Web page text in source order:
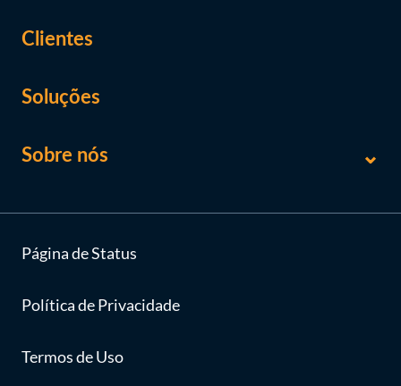
Página de Status
Política de Privacidade
Termos de Uso
Clientes
Soluções
Sobre nós